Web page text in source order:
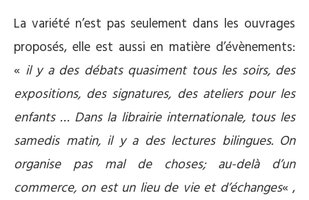
La variété n’est pas seulement dans les ouvrages
proposés, elle est aussi en matière d’évènements:
« il y a des débats quasiment tous les soirs, des
expositions, des signatures, des ateliers pour les
enfants … Dans la librairie internationale, tous les
samedis matin, il y a des lectures bilingues. On
organise pas mal de choses; au-delà d’un
commerce, on est un lieu de vie et d’échanges« ,